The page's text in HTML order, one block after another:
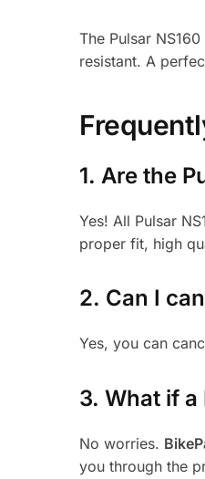
The Pulsar
resistant. A
1. Are the
Yes! All Pulsar
proper fit, high
2. Can I
Yes, you can
3.What if a
No worries.
you through the